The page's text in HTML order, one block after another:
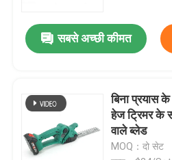
इलेक्ट्रिक प्रूनर शियर्स
सबसे अच्छी कीमत
बिना प्रयास
हेज ट्रिमर के
वाले ब्लेड
MOQ：दो सेट